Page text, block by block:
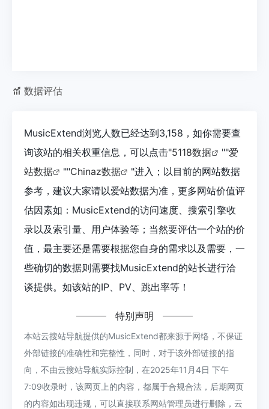
数据评估
MusicExtend浏览人数已经达到3,158，如你需要查
询该站的相关权重信息，可以点击"5118数据 ""爱
站数据
""Chinaz数据
"进入；以目前的网站数据
参考，建议大家请以爱站数据为准，更多网站价值评
估因素如：MusicExtend的访问速度、搜索引擎收
录以及索引量、用户体验等；当然要评估一个站的价
值，最主要还是需要根据您自身的需求以及需要，一
些确切的数据则需要找MusicExtend的站长进行洽
谈提供。如该站的IP、PV、跳出率等！
特别声明
本站云搜站导航提供的MusicExtend都来源于网络，不保证
外部链接的准确性和完整性，同时，对于该外部链接的指
向，不由云搜站导航实际控制，在2025年11月4日 下午
7:09收录时，该网页上的内容，都属于合规合法，后期网页
的内容如出现违规，可以直接联系网站管理员进行删除，云